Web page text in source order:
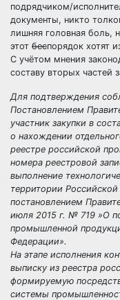
подрядчиком/
документы, никто
лишняя головная боль,
этот беспорядок хотят
С учётом мнения
составу вторых частей
Для подтверждения
Постановлением
участник закупки в
о нахождении
реестре российской
номера реестровой
выполнение
территории
постановлением
июля 2015 г. № 719 »О
промышленной
Федерации».
На этапе исполнения
выписку из реестра
формируемую
системы